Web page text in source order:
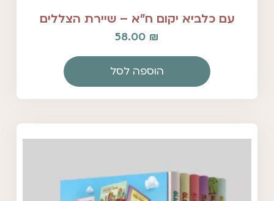
עם כלביא יקום ח"א – שיירת הצללים
58.00 ₪
הוספה לסל